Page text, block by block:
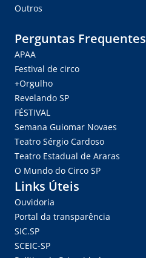
Outros
Perguntas Frequentes
APAA
Festival de circo
+Orgulho
Revelando SP
FÉSTIVAL
Semana Guiomar Novaes
Teatro Sérgio Cardoso
Teatro Estadual de Araras
O Mundo do Circo SP
Links Úteis
Ouvidoria
Portal da transparência
SIC.SP
SCEIC-SP